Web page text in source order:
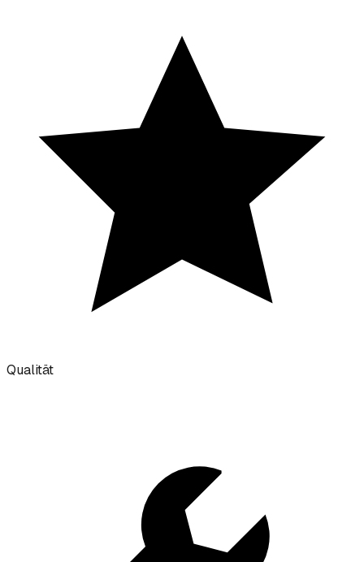
Qualität